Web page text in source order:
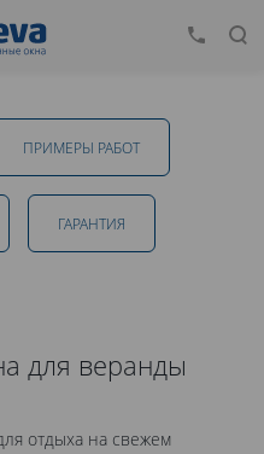
в Пушкино
руб.
данныхознакомлен.
ПРИМЕРЫ РАБОТ
ГАРАНТИЯ
для веранды
отдыха на свежем